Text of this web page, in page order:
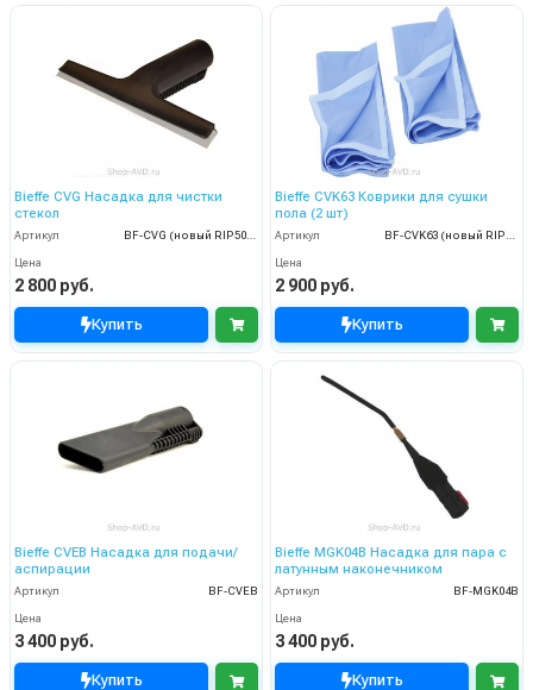
Bieffe CVG Насадка для чистки
стекол
Артикул
Цена
2 800 руб.
Купить
Bieffe CVK63 Коврики для сушки
пола (2 шт)
Артикул
Цена
2 900 руб.
Купить
Bieffe CVEB Насадка для подачи/
аспирации
Артикул BF-CVEB
Цена
3 400 руб.
Купить
Bieffe MGK04B Насадка для пара c
латунным наконечником
Артикул BF-MGK04B
Цена
3 400 руб.
Купить